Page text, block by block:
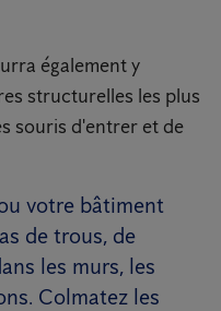
également y
structurelles les plus
souris d'entrer et de
votre bâtiment
de trous, de
les murs, les
Colmatez les